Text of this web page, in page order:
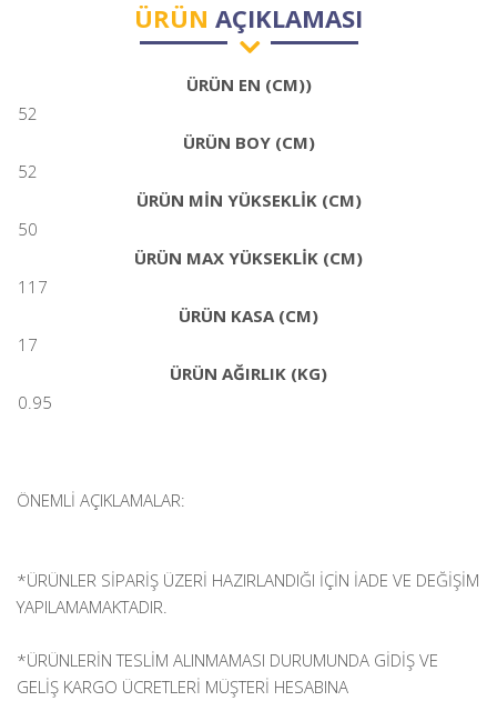
ÜRÜN AÇIKLAMASI
ÜRÜN EN (CM))
52
ÜRÜN BOY (CM)
52
ÜRÜN MİN YÜKSEKLİK (CM)
50
ÜRÜN MAX YÜKSEKLİK (CM)
117
ÜRÜN KASA (CM)
17
ÜRÜN AĞIRLIK (KG)
0.95
ÖNEMLİ AÇIKLAMALAR:
*ÜRÜNLER SİPARİŞ ÜZERİ HAZIRLANDIĞI İÇİN İADE VE DEĞİŞİM
YAPILAMAMAKTADIR.
*ÜRÜNLERİN TESLİM ALINMAMASI DURUMUNDA GİDİŞ VE
GELİŞ KARGO ÜCRETLERİ MÜŞTERİ HESABINA